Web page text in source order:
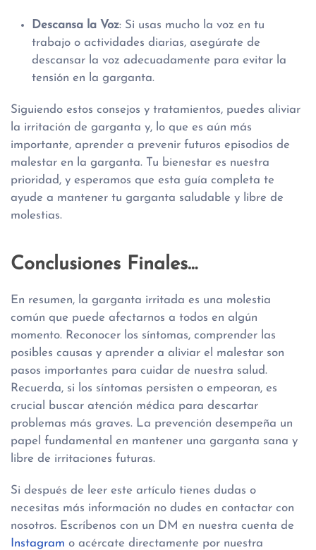
Descansa la Voz: Si usas mucho la voz en tu
trabajo o actividades diarias, asegúrate de
descansar la voz adecuadamente para evitar la
tensión en la garganta.
Siguiendo estos consejos y tratamientos, puedes aliviar
la irritación de garganta y, lo que es aún más
importante, aprender a prevenir futuros episodios de
malestar en la garganta. Tu bienestar es nuestra
prioridad, y esperamos que esta guía completa te
ayude a mantener tu garganta saludable y libre de
molestias.
Conclusiones Finales…
En resumen, la garganta irritada es una molestia
común que puede afectarnos a todos en algún
momento. Reconocer los síntomas, comprender las
posibles causas y aprender a aliviar el malestar son
pasos importantes para cuidar de nuestra salud.
Recuerda, si los síntomas persisten o empeoran, es
crucial buscar atención médica para descartar
problemas más graves. La prevención desempeña un
papel fundamental en mantener una garganta sana y
libre de irritaciones futuras.
Si después de leer este artículo tienes dudas o
necesitas más información no dudes en contactar con
nosotros. Escríbenos con un DM en nuestra cuenta de
Instagram o acércate directamente por nuestra